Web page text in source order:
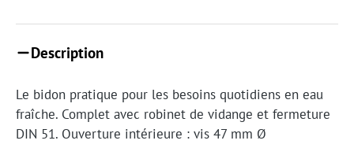
Description
Le bidon pratique pour les besoins quotidiens en eau
fraîche. Complet avec robinet de vidange et fermeture
DIN 51. Ouverture intérieure : vis 47 mm Ø